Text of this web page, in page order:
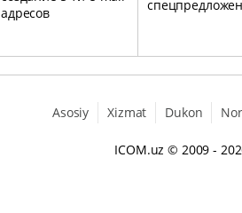
адресов
Asosiy Xizmat Dukon
ICOM.uz © 2009 -